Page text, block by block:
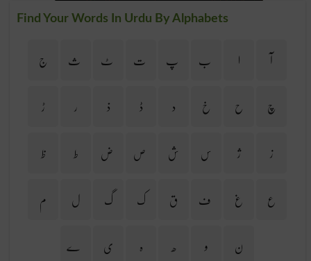
Find Your Words In Urdu By Alphabets
آ ا ب پ ت ٹ ث
ج
چ
ح خ د ڈ ذ ر
ڑ
ز
ژ س ش ص ض ط
ظ
ع
غ ف ق ک گ ل
م
ن
و ھ ہ ی ے